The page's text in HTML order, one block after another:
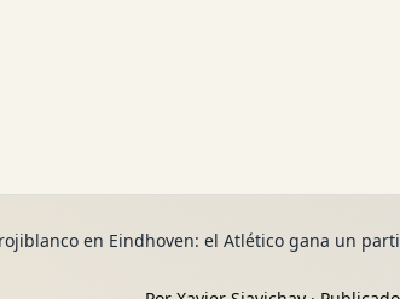
en Eindhoven: el Atlético gana un